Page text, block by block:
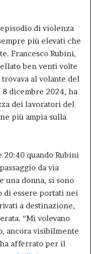
episodio di violenza
più elevati che
Francesco Rubini,
ben venti volte
al volante del
8 dicembre 2024, ha
dei lavoratori del
più ampia sulla
quando Rubini
da via
una donna, si sono
di essere portati nei
a destinazione,
“Mi volevano
ancora visibilmente
ha afferrato per il